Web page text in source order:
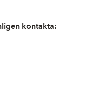
kontakta: